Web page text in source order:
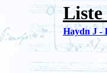
Liste
Haydn J -